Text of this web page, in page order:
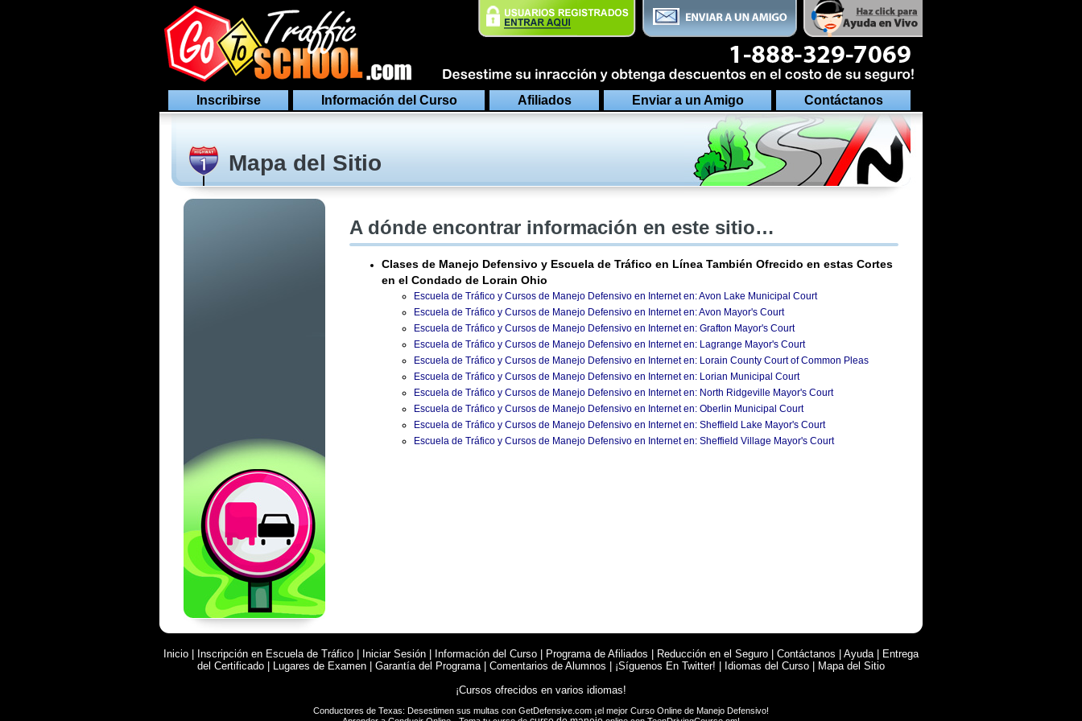
Inscribirse Información del Curso Afiliados Enviar a un Amigo Contáctanos
Mapa del Sitio
A dónde encontrar información en este sitio…
Clases de Manejo Defensivo y Escuela de Tráfico en Línea También Ofrecido en estas Cortes
en el Condado de Lorain Ohio
Escuela de Tráfico y Cursos de Manejo Defensivo en Internet en: Avon Lake Municipal Court
Escuela de Tráfico y Cursos de Manejo Defensivo en Internet en: Avon Mayor's Court
Escuela de Tráfico y Cursos de Manejo Defensivo en Internet en: Grafton Mayor's Court
Escuela de Tráfico y Cursos de Manejo Defensivo en Internet en: Lagrange Mayor's Court
Escuela de Tráfico y Cursos de Manejo Defensivo en Internet en: Lorain County Court of Common Pleas
Escuela de Tráfico y Cursos de Manejo Defensivo en Internet en: Lorian Municipal Court
Escuela de Tráfico y Cursos de Manejo Defensivo en Internet en: North Ridgeville Mayor's Court
Escuela de Tráfico y Cursos de Manejo Defensivo en Internet en: Oberlin Municipal Court
Escuela de Tráfico y Cursos de Manejo Defensivo en Internet en: Sheffield Lake Mayor's Court
Escuela de Tráfico y Cursos de Manejo Defensivo en Internet en: Sheffield Village Mayor's Court
Inicio Inscripción en Escuela de Tráfico Iniciar Sesión Información del Curso Programa de Afiliados Reducción en el Seguro Contáctanos Ayuda|
Entrega
del Certificado
Lugares de Examen Garantía del Programa| Comentarios de Alumnos ¡Síguenos En Twitter! Idiomas del Curso
Mapa del Sitio
¡Cursos ofrecidos en varios idiomas!
Conductores de Texas: Desestimen sus multas con GetDefensive.com ¡el mejor Curso Online de Manejo Defensivo!